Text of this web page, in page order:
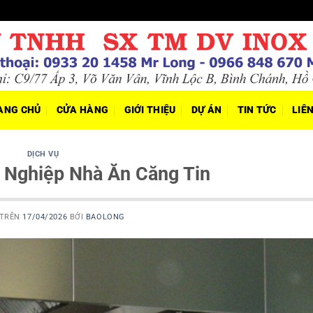
CHỦ CỬA HÀNG GIỚI THIỆU DỰ ÁN TIN TỨC
DỊCH VỤ
Nhà Ăn Căng Tin
17/04/2026 BỞI BAOLONG